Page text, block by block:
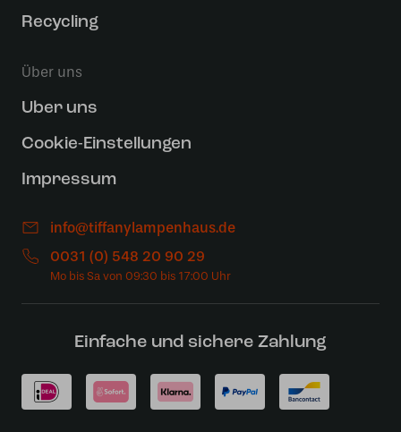
Recycling
Über uns
Uber uns
Cookie-Einstellungen
Impressum
info@tiffanylampenhaus.de
0031 (0) 548 20 90 29
Einfache und sichere Zahlung